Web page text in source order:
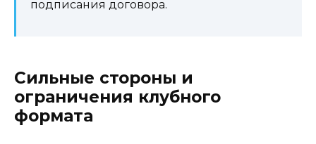
подписания договора.
Сильные стороны и
ограничения клубного
формата